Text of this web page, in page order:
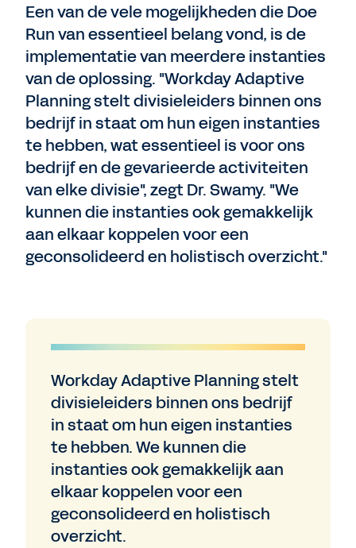
Een van de vele mogelijkheden die Doe
Run van essentieel belang vond, is de
implementatie van meerdere instanties
van de oplossing. "Workday Adaptive
Planning stelt divisieleiders binnen ons
bedrijf in staat om hun eigen instanties
te hebben, wat essentieel is voor ons
bedrijf en de gevarieerde activiteiten
van elke divisie", zegt Dr. Swamy. "We
kunnen die instanties ook gemakkelijk
aan elkaar koppelen voor een
geconsolideerd en holistisch overzicht."
Workday Adaptive Planning stelt
divisieleiders binnen ons bedrijf
in staat om hun eigen instanties
te hebben. We kunnen die
instanties ook gemakkelijk aan
elkaar koppelen voor een
geconsolideerd en holistisch
overzicht.